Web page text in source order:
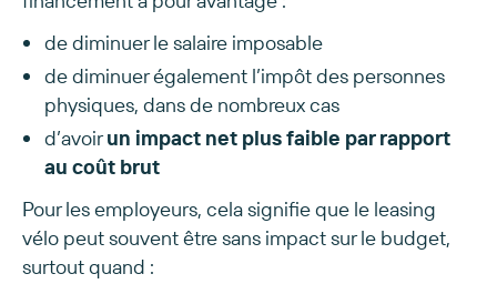
de diminuer le salaire imposable
de diminuer également l’impôt des personnes
physiques, dans de nombreux cas
d’avoirun impact net plus faible par rapport
au coût brut
Pour les employeurs, cela signifie que le leasing
vélo peut souvent être sans impact sur le budget,
surtout quand :